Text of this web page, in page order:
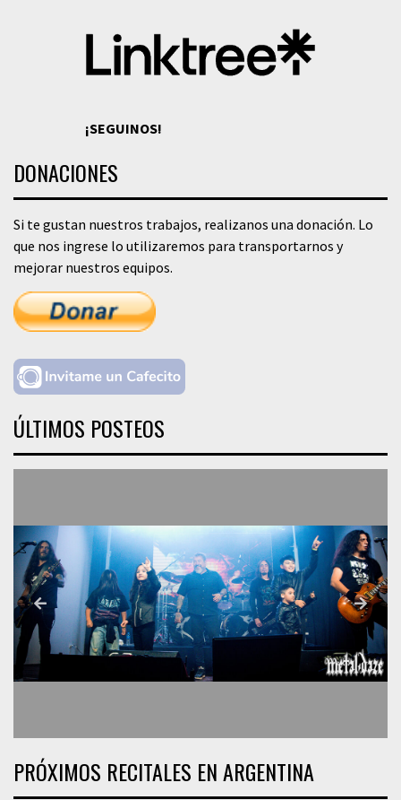
¡SEGUINOS!
DONACIONES
Si te gustan nuestros trabajos, realizanos una donación. Lo
que nos ingrese lo utilizaremos para transportarnos y
mejorar nuestros equipos.
ÚLTIMOS POSTEOS
PRÓXIMOS RECITALES EN ARGENTINA